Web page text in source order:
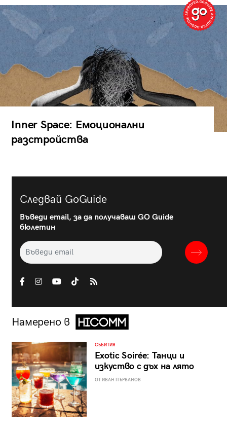
Inner Space: Емоционални
разстройства
Следвай GoGuide
Въведи email, за да получаваш GO Guide
бюлетин
Намерено в
СЪБИТИЯ
Exotic Soirée: Танци и
изкуство с дъх на лято
ОТ ИВАН ПЪРВАНОВ